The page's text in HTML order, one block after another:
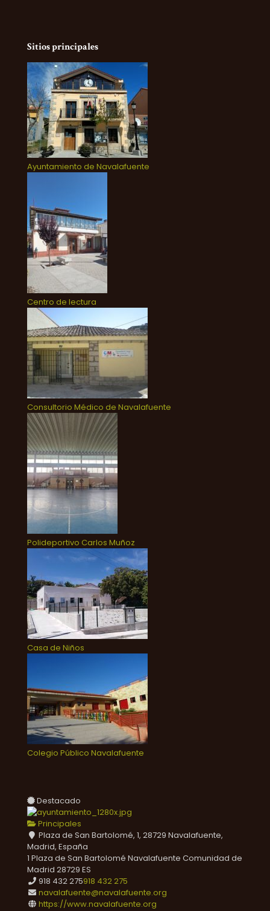
Sitios principales
Ayuntamiento de Navalafuente
Centro de lectura
Consultorio Médico de Navalafuente
Polideportivo Carlos Muñoz
Casa de Niños
Colegio Público Navalafuente
Destacado
Principales
Plaza de San Bartolomé, 1, 28729 Navalafuente,
Madrid, España
1 Plaza de San Bartolomé Navalafuente Comunidad de
Madrid 28729 ES
918 432 275918 432 275
navalafuente@navalafuente.org
https://www.navalafuente.org